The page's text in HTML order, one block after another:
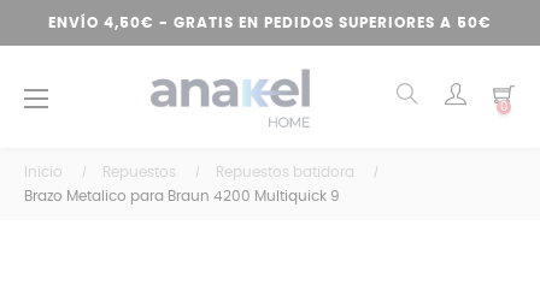
ENVÍO 4,50€ - GRATIS EN PEDIDOS SUPERIORES A 50€
Navegación
☰ 0
Inicio Repuestos
Repuestos batidora
Brazo Metalico para Braun 4200 Multiquick 9